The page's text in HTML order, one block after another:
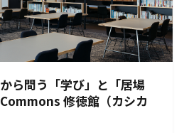
ら問う「学び」と「居場
修徳館（カシカ